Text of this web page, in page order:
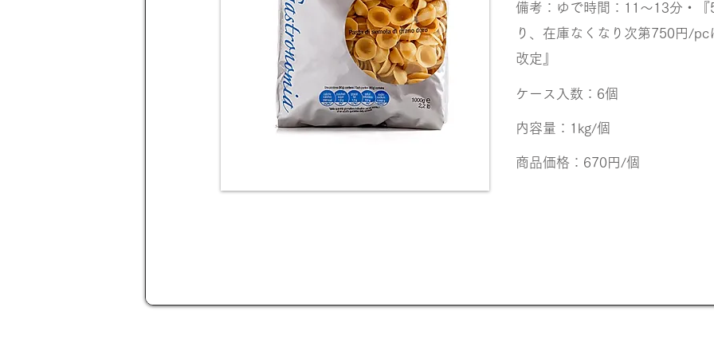
備考：ゆで時間：11～13分・『
り、在庫なくなり次第750円/pc
改定』
ケース入数：6個
内容量：1kg/個
商品価格：670円/個